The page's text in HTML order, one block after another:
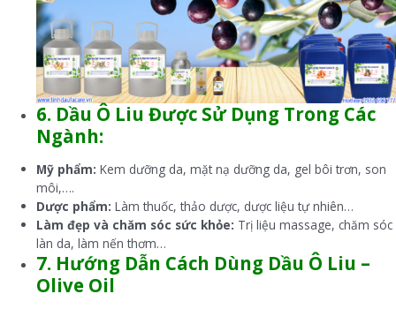
6. Dầu Ô Liu Được Sử Dụng Trong Các
Ngành:
Mỹ phẩm: Kem dưỡng da, mặt nạ dưỡng da, gel bôi trơn, son
môi,….
Dược phẩm: Làm thuốc, thảo dược, dược liệu tự nhiên…
Làm đẹp và chăm sóc sức khỏe: Trị liệu massage, chăm sóc
làn da, làm nến thơm…
7. Hướng Dẫn Cách Dùng Dầu Ô Liu –
Olive Oil